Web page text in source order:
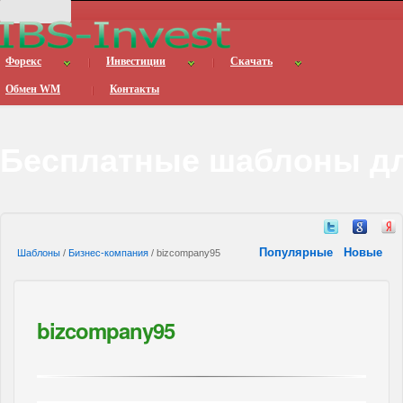
Форекс Инвестиции Скачать
Обмен WM Контакты
Шаблоны / Бизнес-компания / bizcompany95 Популярные Новые
bizcompany95